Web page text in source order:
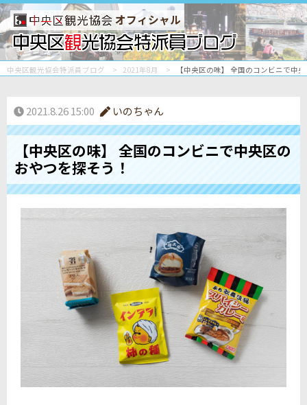
オフィシャル
中央区観光協会特派員ブログ 2021年8月 【中央区の味】 全国のコンビニで中
2021.8.26 15:00 いのちゃん
【中央区の味】 全国のコンビニで中央区の
おやつを探そう！